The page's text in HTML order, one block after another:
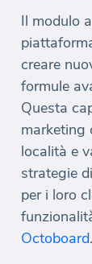
Il modulo
creare
formule
Questa
marketing
località e
strategie
per i loro
Octoboard.